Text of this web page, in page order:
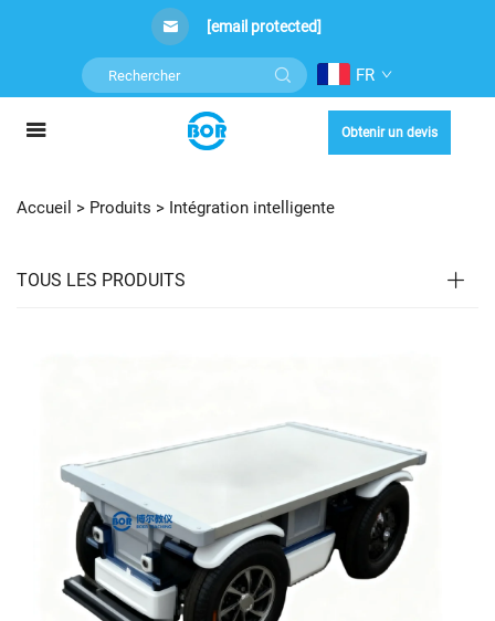
[email protected]
FR
Obtenir un devis
Accueil > Produits > Intégration intelligente
TOUS LES PRODUITS